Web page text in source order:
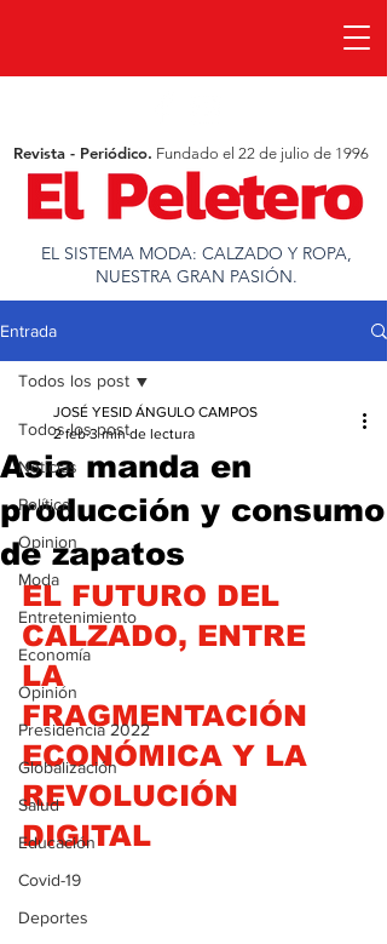
EL SISTEMA MODA: CALZADO Y ROPA,
NUESTRA GRAN PASIÓN.
Revista - Periódico. Fundado el 22 de julio de 1996
Entrada
Todos los post
Noticias
Política
Opinion
Moda
Entretenimiento
Economía
Opinión
Presidencia 2022
Globalización
Salud
Educación
Covid-19
Deportes
Todos los post
Asia manda en
producción y consumo
de zapatos
JOSÉ YESID ÁNGULO CAMPOS
2 feb 3 min de lectura
EL FUTURO DEL
CALZADO, ENTRE
LA
FRAGMENTACIÓN
ECONÓMICA Y LA
REVOLUCIÓN
DIGITAL